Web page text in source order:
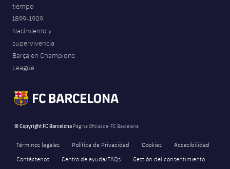
tiempo
1899-1909.
Nacimiento y
supervivencia
Barça en Champions
League
© Copyright FC Barcelona Página Oficial del FC Barcelona
Términos legales Política de Privacidad Cookies
Accesibilidad
Contáctenos
Centro de ayuda/FAQs Gestión del consentimiento